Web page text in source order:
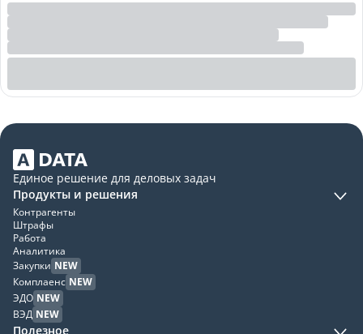
Единое решение для деловых задач
Продукты и решения
Контрагенты
Штрафы
Работа
Аналитика
Закупки NEW
Комплаенс NEW
ЭДО NEW
ВЭД NEW
Полезное